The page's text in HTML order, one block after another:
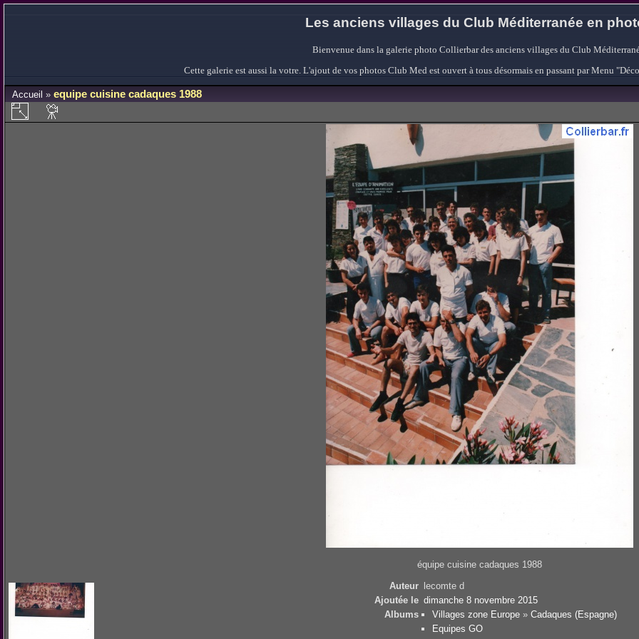
Les anciens villages du Club Méditerranée en
Bienvenue dans la galerie photo Collierbar des anciens villages du Club
Cette galerie est aussi la votre. L'ajout de vos photos Club Med est ouvert à tous désormais en passant par Menu
Accueil » equipe cuisine cadaques 1988
équipe cuisine cadaques 1988
Auteur
lecomte d
Ajoutée le dimanche 8 novembre 2015
Albums
Villages zone Europe »Cadaques (Espagne)
Equipes GO